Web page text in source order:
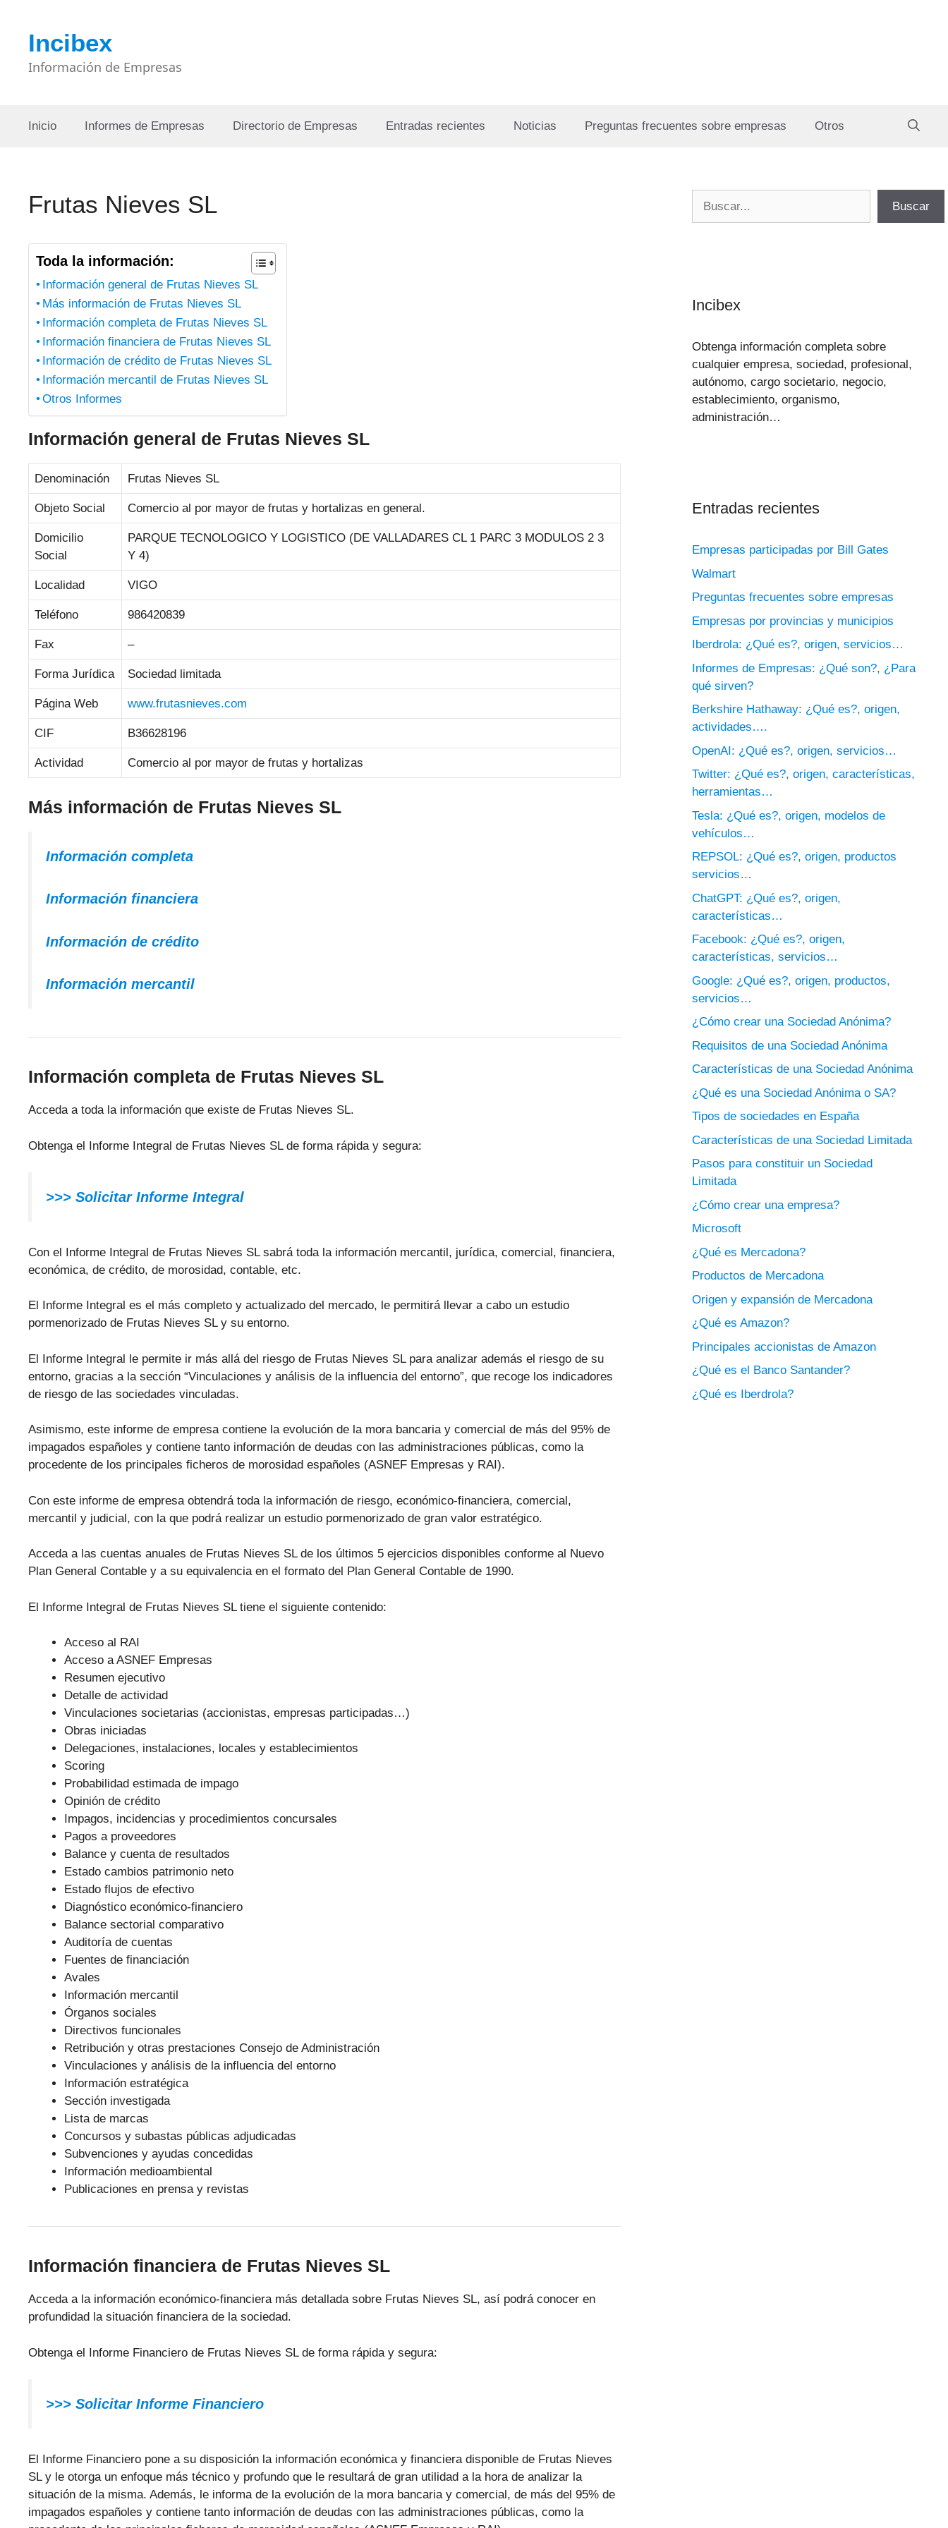
contenidoIncibex
Información de Empresas
Inicio Informes de Empresas Directorio de Empresas Entradas recientes Noticias Preguntas frecuentes sobre empresas Otros
Frutas Nieves SL
Toda la información:
Información general de Frutas Nieves SL
Más información de Frutas Nieves SL
Información completa de Frutas Nieves SL
Información financiera de Frutas Nieves SL
Información de crédito de Frutas Nieves SL
Información mercantil de Frutas Nieves SL
Otros Informes
Información general de Frutas Nieves SL
Denominación Frutas Nieves SL
Objeto Social Comercio al por mayor de frutas y hortalizas en general.
Domicilio
Social
PARQUE TECNOLOGICO Y LOGISTICO (DE VALLADARES CL 1 PARC 3 MODULOS 2 3
Y 4)
Localidad VIGO
Teléfono 986420839
Fax –
Forma Jurídica Sociedad limitada
Página Web www.frutasnieves.com
CIF B36628196
Actividad Comercio al por mayor de frutas y hortalizas
Más información de Frutas Nieves SL
Información completa
Información financiera
Información de crédito
Información mercantil
Información completa de Frutas Nieves SL
Acceda a toda la información que existe de Frutas Nieves SL.
Obtenga el Informe Integral de Frutas Nieves SL de forma rápida y segura:
>>> Solicitar Informe Integral
Con el Informe Integral de Frutas Nieves SL sabrá toda la información mercantil, jurídica, comercial, financiera,
económica, de crédito, de morosidad, contable, etc.
El Informe Integral es el más completo y actualizado del mercado, le permitirá llevar a cabo un estudio
pormenorizado de Frutas Nieves SL y su entorno.
El Informe Integral le permite ir más allá del riesgo de Frutas Nieves SL para analizar además el riesgo de su
entorno, gracias a la sección “Vinculaciones y análisis de la influencia del entorno”, que recoge los indicadores
de riesgo de las sociedades vinculadas.
Asimismo, este informe de empresa contiene la evolución de la mora bancaria y comercial de más del 95% de
impagados españoles y contiene tanto información de deudas con las administraciones públicas, como la
procedente de los principales ficheros de morosidad españoles (ASNEF Empresas y RAI).
Con este informe de empresa obtendrá toda la información de riesgo, económico-financiera, comercial,
mercantil y judicial, con la que podrá realizar un estudio pormenorizado de gran valor estratégico.
Acceda a las cuentas anuales de Frutas Nieves SL de los últimos 5 ejercicios disponibles conforme al Nuevo
Plan General Contable y a su equivalencia en el formato del Plan General Contable de 1990.
El Informe Integral de Frutas Nieves SL tiene el siguiente contenido:
Acceso al RAI
Acceso a ASNEF Empresas
Resumen ejecutivo
Detalle de actividad
Vinculaciones societarias (accionistas, empresas participadas…)
Obras iniciadas
Delegaciones, instalaciones, locales y establecimientos
Scoring
Probabilidad estimada de impago
Opinión de crédito
Impagos, incidencias y procedimientos concursales
Pagos a proveedores
Balance y cuenta de resultados
Estado cambios patrimonio neto
Estado flujos de efectivo
Diagnóstico económico-financiero
Balance sectorial comparativo
Auditoría de cuentas
Fuentes de financiación
Avales
Información mercantil
Órganos sociales
Directivos funcionales
Retribución y otras prestaciones Consejo de Administración
Vinculaciones y análisis de la influencia del entorno
Información estratégica
Sección investigada
Lista de marcas
Concursos y subastas públicas adjudicadas
Subvenciones y ayudas concedidas
Información medioambiental
Publicaciones en prensa y revistas
Información financiera de Frutas Nieves SL
Acceda a la información económico-financiera más detallada sobre Frutas Nieves SL, así podrá conocer en
profundidad la situación financiera de la sociedad.
Obtenga el Informe Financiero de Frutas Nieves SL de forma rápida y segura:
>>> Solicitar Informe Financiero
El Informe Financiero pone a su disposición la información económica y financiera disponible de Frutas Nieves
SL y le otorga un enfoque más técnico y profundo que le resultará de gran utilidad a la hora de analizar la
situación de la misma. Además, le informa de la evolución de la mora bancaria y comercial, de más del 95% de
impagados españoles y contiene tanto información de deudas con las administraciones públicas, como la
Buscar
Incibex
Obtenga información completa sobre
cualquier empresa, sociedad, profesional,
autónomo, cargo societario, negocio,
establecimiento, organismo,
administración…
Entradas recientes
Empresas participadas por Bill Gates
Walmart
Preguntas frecuentes sobre empresas
Empresas por provincias y municipios
Iberdrola: ¿Qué es?, origen, servicios…
Informes de Empresas: ¿Qué son?, ¿Para
qué sirven?
Berkshire Hathaway: ¿Qué es?, origen,
actividades….
OpenAI: ¿Qué es?, origen, servicios…
Twitter: ¿Qué es?, origen, características,
herramientas…
Tesla: ¿Qué es?, origen, modelos de
vehículos…
REPSOL: ¿Qué es?, origen, productos
servicios…
ChatGPT: ¿Qué es?, origen,
características…
Facebook: ¿Qué es?, origen,
características, servicios…
Google: ¿Qué es?, origen, productos,
servicios…
¿Cómo crear una Sociedad Anónima?
Requisitos de una Sociedad Anónima
Características de una Sociedad Anónima
¿Qué es una Sociedad Anónima o SA?
Tipos de sociedades en España
Características de una Sociedad Limitada
Pasos para constituir un Sociedad
Limitada
¿Cómo crear una empresa?
Microsoft
¿Qué es Mercadona?
Productos de Mercadona
Origen y expansión de Mercadona
¿Qué es Amazon?
Principales accionistas de Amazon
¿Qué es el Banco Santander?
¿Qué es Iberdrola?